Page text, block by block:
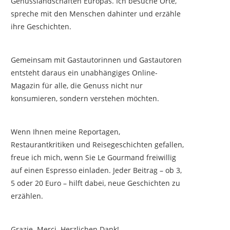
spreche mit den Menschen dahinter und erzähle
ihre Geschichten.
Gemeinsam mit Gastautorinnen und Gastautoren
entsteht daraus ein unabhängiges Online-
Magazin für alle, die Genuss nicht nur
konsumieren, sondern verstehen möchten.
Wenn Ihnen meine Reportagen,
Restaurantkritiken und Reisegeschichten gefallen,
freue ich mich, wenn Sie Le Gourmand freiwillig
auf einen Espresso einladen. Jeder Beitrag – ob 3,
5 oder 20 Euro – hilft dabei, neue Geschichten zu
erzählen.